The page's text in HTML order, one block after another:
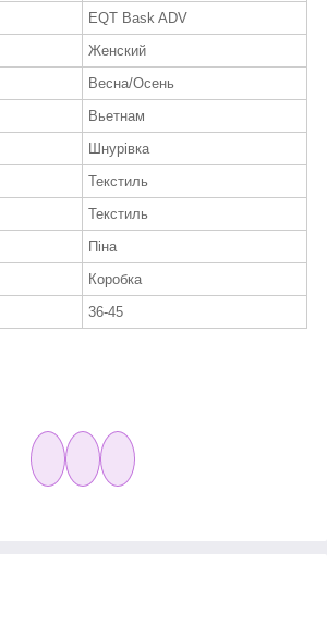
EQT Bask ADV
Женский
Весна/Осень
Вьетнам
Шнурівка
Текстиль
Текстиль
Піна
Коробка
36-45